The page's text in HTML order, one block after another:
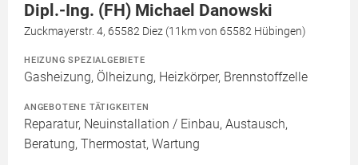
Dipl.-Ing. (FH) Michael Danowski
Zuckmayerstr. 4, 65582 Diez (11km von 65582 Hübingen)
HEIZUNG SPEZIALGEBIETE
Gasheizung, Ölheizung, Heizkörper, Brennstoffzelle
ANGEBOTENE TÄTIGKEITEN
Reparatur, Neuinstallation / Einbau, Austausch,
Beratung, Thermostat, Wartung